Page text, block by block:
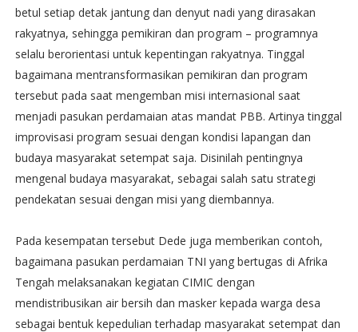
betul setiap detak jantung dan denyut nadi yang dirasakan
rakyatnya, sehingga pemikiran dan program – programnya
selalu berorientasi untuk kepentingan rakyatnya. Tinggal
bagaimana mentransformasikan pemikiran dan program
tersebut pada saat mengemban misi internasional saat
menjadi pasukan perdamaian atas mandat PBB. Artinya tinggal
improvisasi program sesuai dengan kondisi lapangan dan
budaya masyarakat setempat saja. Disinilah pentingnya
mengenal budaya masyarakat, sebagai salah satu strategi
pendekatan sesuai dengan misi yang diembannya.
Pada kesempatan tersebut Dede juga memberikan contoh,
bagaimana pasukan perdamaian TNI yang bertugas di Afrika
Tengah melaksanakan kegiatan CIMIC dengan
mendistribusikan air bersih dan masker kepada warga desa
sebagai bentuk kepedulian terhadap masyarakat setempat dan